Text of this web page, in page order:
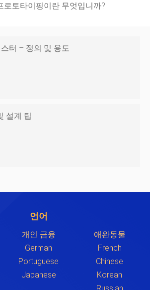
로토타이핑이란 무엇입니까?
터 – 정의 및 용도
설계 팁
언어
개인 금융
애완동물
German
French
Portuguese
Chinese
Japanese
Korean